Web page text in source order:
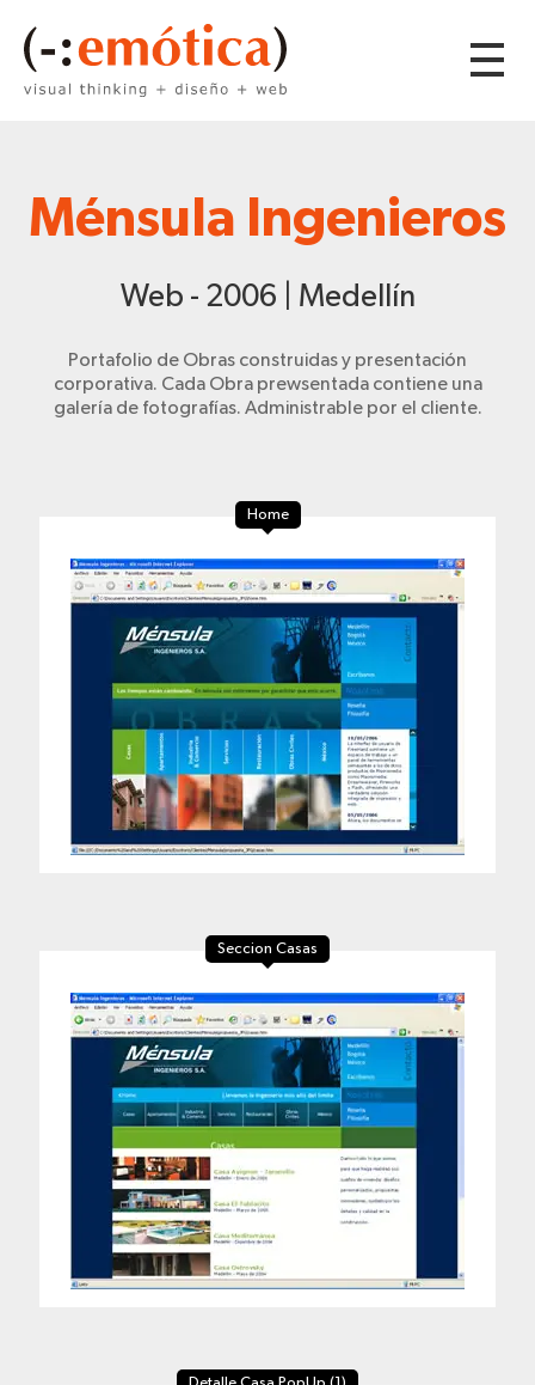
Ménsula Ingenieros
Web - 2006 | Medellín
Portafolio de Obras construidas y presentación
corporativa. Cada Obra prewsentada contiene una
galería de fotografías. Administrable por el cliente.
Home
Seccion Casas